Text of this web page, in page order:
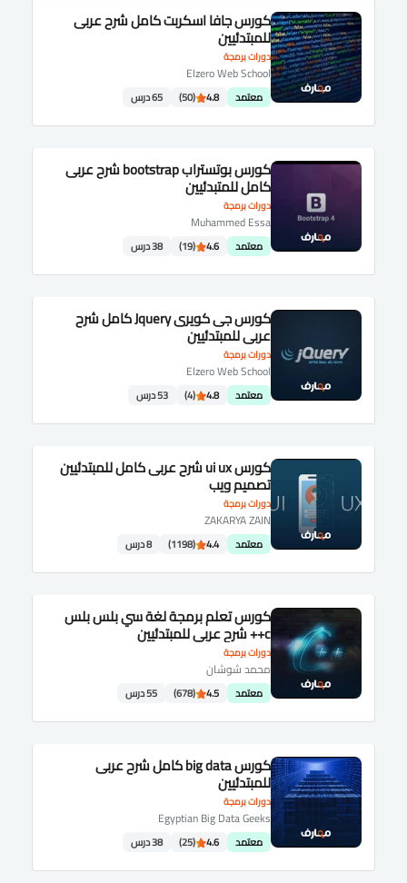
دورات برمجة
كورس جافا اسكربت كامل شرح عربى
للمبتدئيين
Elzero Web School
معتمد 4.8
(50) 65 درس
دورات برمجة
كورس بوتستراب bootstrap شرح عربى
كامل للمتبدئيين
Muhammed Essa
معتمد 4.6
(19) 38 درس
دورات برمجة
كورس جى كويرى Jquery كامل شرح
عربى للمبتدئيين
Elzero Web School
معتمد 4.8
(4) 53 درس
دورات برمجة
كورس ui ux شرح عربى كامل للمبتدئيين
تصميم ويب
ZAKARYA ZAIN
معتمد 4.4
(1198) 8 درس
دورات برمجة
كورس تعلم برمجة لغة سي بلس بلس
c++ شرح عربى للمبتدئيين
محمد شوشان
معتمد 4.5
(678) 55 درس
دورات برمجة
كورس big data كامل شرح عربى
للمبتدئيين
Egyptian Big Data Geeks
معتمد 4.6
(25) 38 درس